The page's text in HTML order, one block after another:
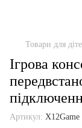
Товари для
Ігрова
Артикул: X12Game